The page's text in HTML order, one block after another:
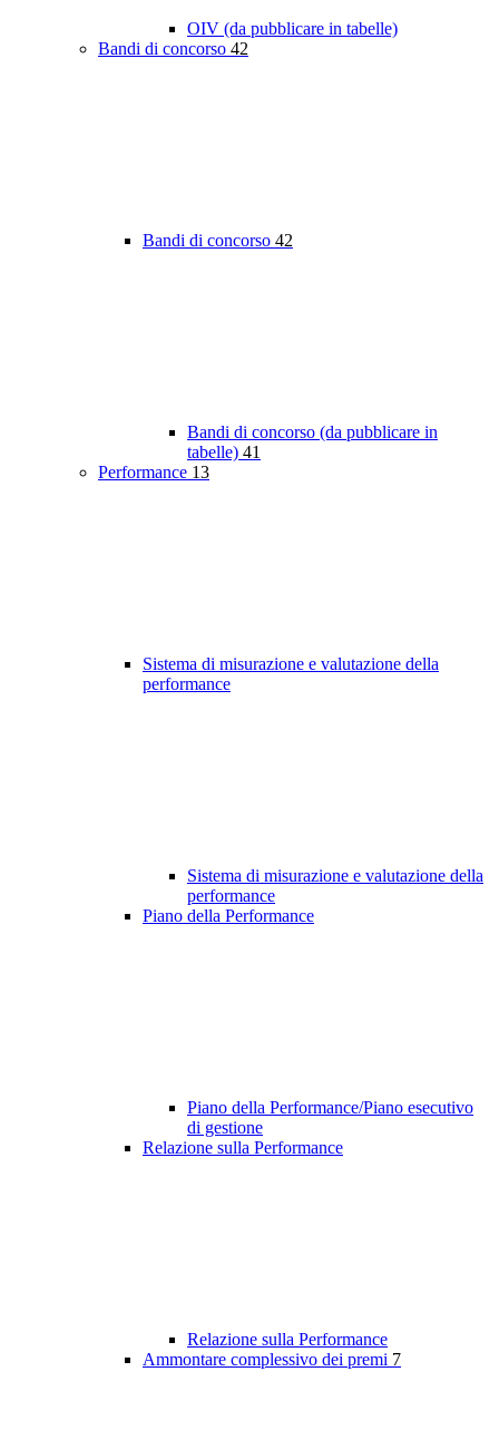
OIV (da pubblicare in tabelle)
Bandi di concorso 42
Bandi di concorso 42
Bandi di concorso (da pubblicare in
tabelle) 41
Performance 13
Sistema di misurazione e valutazione della
performance
Sistema di misurazione e valutazione della
performance
Piano della Performance
Piano della Performance/Piano esecutivo
di gestione
Relazione sulla Performance
Relazione sulla Performance
Ammontare complessivo dei premi 7